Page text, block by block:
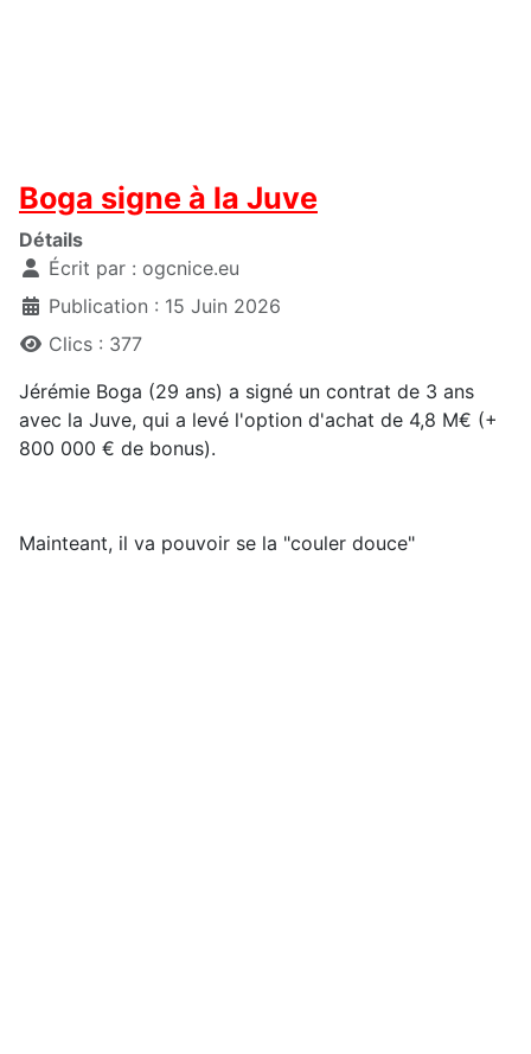
Boga signe à la Juve
Détails
Écrit par : ogcnice.eu
Publication : 15 Juin 2026
Clics : 377
Jérémie Boga (29 ans) a signé un contrat de 3 ans
avec la Juve, qui a levé l'option d'achat de 4,8 M€ (+
800 000 € de bonus).
Mainteant, il va pouvoir se la "couler douce"